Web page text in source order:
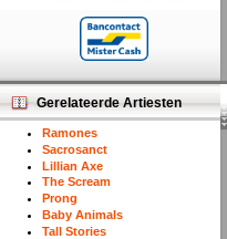
Gerelateerde Artiesten
Ramones
Sacrosanct
Lillian Axe
The Scream
Prong
Baby Animals
Tall Stories